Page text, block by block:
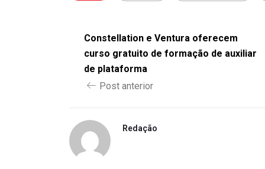
Constellation e Ventura oferecem
curso gratuito de formação de auxiliar
de plataforma
Post anterior
Redação